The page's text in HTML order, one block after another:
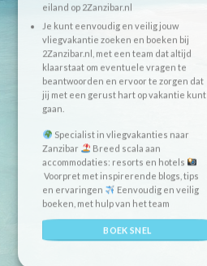
eiland op 2Zanzibar.nl
Je kunt eenvoudig en veilig jouw
vliegvakantie zoeken en boeken bij
2Zanzibar.nl, met een team dat altijd
klaarstaat om eventuele vragen te
beantwoorden en ervoor te zorgen dat
jij met een gerust hart op vakantie kunt
gaan.
Specialist in vliegvakanties naar
Zanzibar
Breed scala aan
accommodaties: resorts en hotels
Voorpret met inspirerende blogs, tips
en ervaringen
Eenvoudig en veilig
boeken, met hulp van het team
BOEK SNEL